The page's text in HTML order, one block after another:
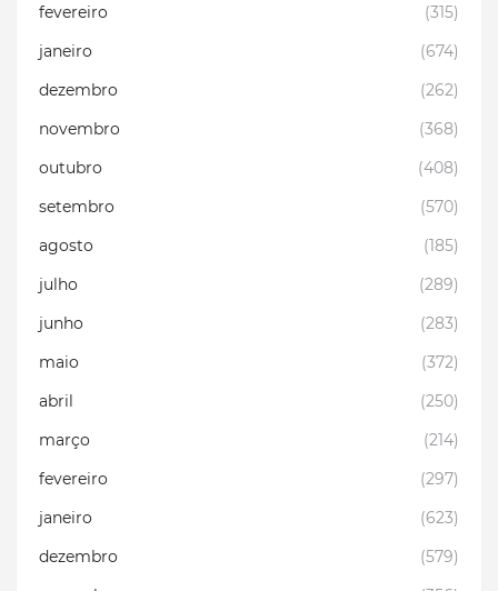
fevereiro
(315)
janeiro
(674)
dezembro
(262)
novembro
(368)
outubro
(408)
setembro
(570)
agosto
(185)
julho
(289)
junho
(283)
maio
(372)
abril
(250)
março
(214)
fevereiro
(297)
janeiro
(623)
dezembro
(579)